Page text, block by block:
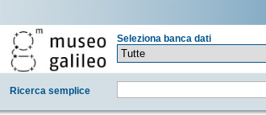
Seleziona banca dati
Ricerca semplice